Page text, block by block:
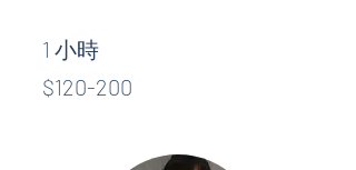
1 小時
200
$120-200